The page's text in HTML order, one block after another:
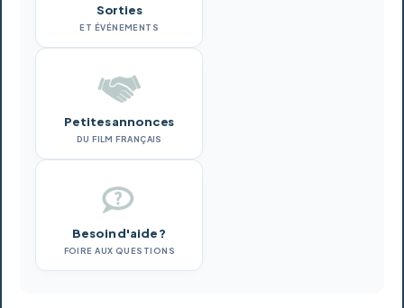
Sorties
ET ÉVÉNEMENTS
Petites annonces
DU FILM FRANÇAIS
Besoin d'aide ?
FOIRE AUX QUESTIONS